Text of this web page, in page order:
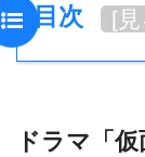
目次 [
ドラマ「